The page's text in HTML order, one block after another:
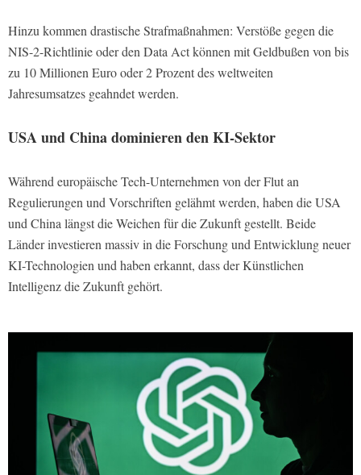
Hinzu kommen drastische Strafmaßnahmen: Verstöße gegen die
NIS-2-Richtlinie oder den Data Act können mit Geldbußen von bis
zu 10 Millionen Euro oder 2 Prozent des weltweiten
Jahresumsatzes geahndet werden.
USA und China dominieren den KI-Sektor
Während europäische Tech-Unternehmen von der Flut an
Regulierungen und Vorschriften gelähmt werden, haben die USA
und China längst die Weichen für die Zukunft gestellt. Beide
Länder investieren massiv in die Forschung und Entwicklung neuer
KI-Technologien und haben erkannt, dass der Künstlichen
Intelligenz die Zukunft gehört.